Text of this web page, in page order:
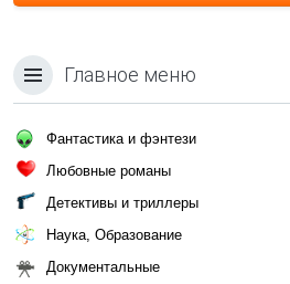
Главное меню
Фантастика и фэнтези
Любовные романы
Детективы и триллеры
Наука, Образование
Документальные